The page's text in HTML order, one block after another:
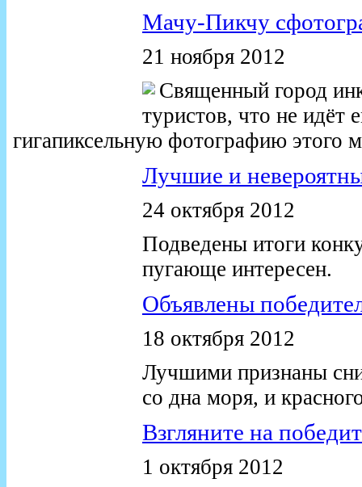
Мачу-Пикчу
21 ноября 2012
Священный город
туристов, что не идёт
гигапиксельную фотографию этого
Лучшие и
24 октября 2012
Подведены итоги
пугающе интересен.
Объявлены
18 октября 2012
Лучшими признаны
со дна моря, и
Взгляните на
1 октября 2012